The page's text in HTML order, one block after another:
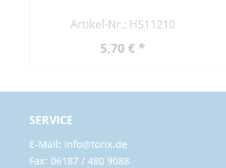
Artikel-Nr.: HS11210
5,70 € *
SERVICE
E-Mail: info@torix.de
Fax: 06187 / 480 9088